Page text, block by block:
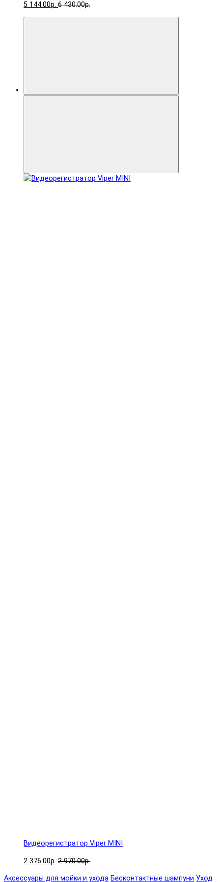
5 144.00р. 6 430.00р.
Видеорегистратор Viper MINI
2 376.00р. 2 970.00р.
Аксессуары для мойки и ухода Бесконтактные шампуни Уход